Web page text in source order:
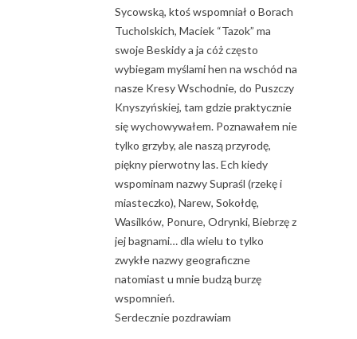
Sycowską, ktoś wspomniał o Borach
Tucholskich, Maciek “Tazok” ma
swoje Beskidy a ja cóż często
wybiegam myślami hen na wschód na
nasze Kresy Wschodnie, do Puszczy
Knyszyńskiej, tam gdzie praktycznie
się wychowywałem. Poznawałem nie
tylko grzyby, ale naszą przyrodę,
piękny pierwotny las. Ech kiedy
wspominam nazwy Supraśl (rzekę i
miasteczko), Narew, Sokołdę,
Wasilków, Ponure, Odrynki, Biebrzę z
jej bagnami… dla wielu to tylko
zwykłe nazwy geograficzne
natomiast u mnie budzą burzę
wspomnień.
Serdecznie pozdrawiam